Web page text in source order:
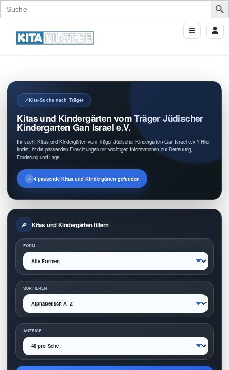
Search
for:
Kita-Suche nach Träger
Kitas und Kindergärten vom Träger Jüdischer
Kindergarten Gan Israel e.V.
Ihr sucht Kitas und Kindergärten vom Träger Jüdischer Kindergarten Gan Israel e.V.? Hier
findet Ihr die passenden Einrichtungen mit wichtigen Informationen zur Betreuung,
Förderung und Lage.
4 passende Kitas und Kindergärten gefunden
Kitas und Kindergärten filtern
FORM
SORTIEREN
ANZEIGE